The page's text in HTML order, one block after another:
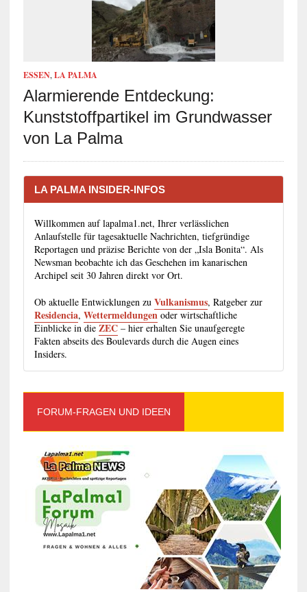
ESSEN, LA PALMA
Alarmierende Entdeckung:
Kunststoffpartikel im Grundwasser
von La Palma
LA PALMA INSIDER-INFOS
Willkommen auf lapalma1.net, Ihrer verlässlichen
Anlaufstelle für tagesaktuelle Nachrichten, tiefgründige
Reportagen und präzise Berichte von der „Isla Bonita“. Als
Newsman beobachte ich das Geschehen im kanarischen
Archipel seit 30 Jahren direkt vor Ort.
Ob aktuelle Entwicklungen zu Vulkanismus, Ratgeber zur
Residencia, Wettermeldungenoder wirtschaftliche
Einblicke in die ZEC– hier erhalten Sie unaufgeregte
Fakten abseits des Boulevards durch die Augen eines
Insiders.
FORUM-FRAGEN UND IDEEN